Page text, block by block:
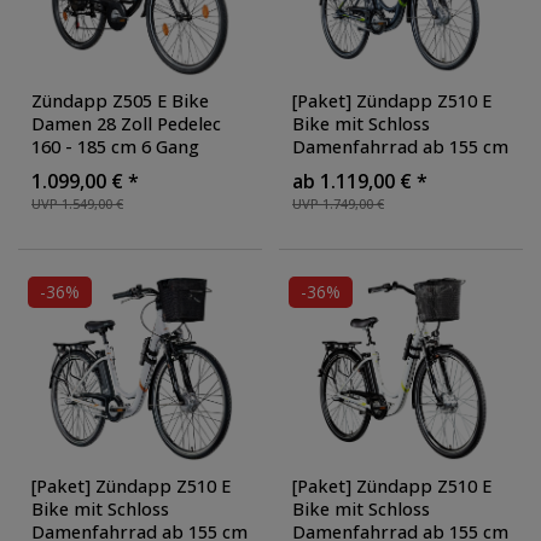
Federweg
Grundfarbe
Zündapp Z505 E Bike
Damen 28 Zoll Pedelec
160 - 185 cm 6 Gang
Damenfahrrad E Fahrrad
Hollandrad mit Licht
Farbe: schwarz/blau
UVP 1.549,00 €
1.099,00 € *
[Paket] Zündapp Z510 E
Bike mit Schloss
Damenfahrrad ab 155 cm
Rücktritt Pedelec 28 Zoll
Fahrrad mit tiefem
Einstieg Hollandrad mit 3
Faltschloss, Farbe:
grau/grün
UVP 1.749,00 €
ab 1.119,00 € *
-36%
[Paket] Zündapp Z510 E
Bike mit Schloss
Damenfahrrad ab 155 cm
-36%
[Paket] Zündapp Z510 E
Bike mit Schloss
Damenfahrrad ab 155 cm